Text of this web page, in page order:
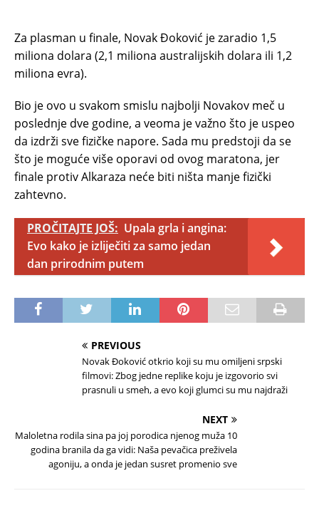
Za plasman u finale, Novak Đoković je zaradio 1,5
miliona dolara (2,1 miliona australijskih dolara ili 1,2
miliona evra).
Bio je ovo u svakom smislu najbolji Novakov meč u
poslednje dve godine, a veoma je važno što je uspeo
da izdrži sve fizičke napore. Sada mu predstoji da se
što je moguće više oporavi od ovog maratona, jer
finale protiv Alkaraza neće biti ništa manje fizički
zahtevno.
PROČITAJTE JOŠ: Upala grla i angina:
Evo kako je izliječiti za samo jedan
dan prirodnim putem
PREVIOUS
Novak Đoković otkrio koji su mu omiljeni srpski
filmovi: Zbog jedne replike koju je izgovorio svi
prasnuli u smeh, a evo koji glumci su mu najdraži
NEXT
Maloletna rodila sina pa joj porodica njenog muža 10
godina branila da ga vidi: Naša pevačica preživela
agoniju, a onda je jedan susret promenio sve